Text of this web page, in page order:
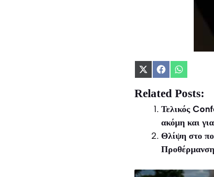
Share
X
(Twitter)
Share
Facebook
Share
Related Posts:
Τελικός
ακόμη και
Θλίψη στο
Προθέρμανση